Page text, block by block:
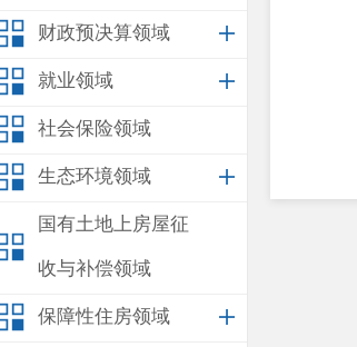
财政预决算领域
就业领域
社会保险领域
生态环境领域
国有土地上房屋征
收与补偿领域
保障性住房领域